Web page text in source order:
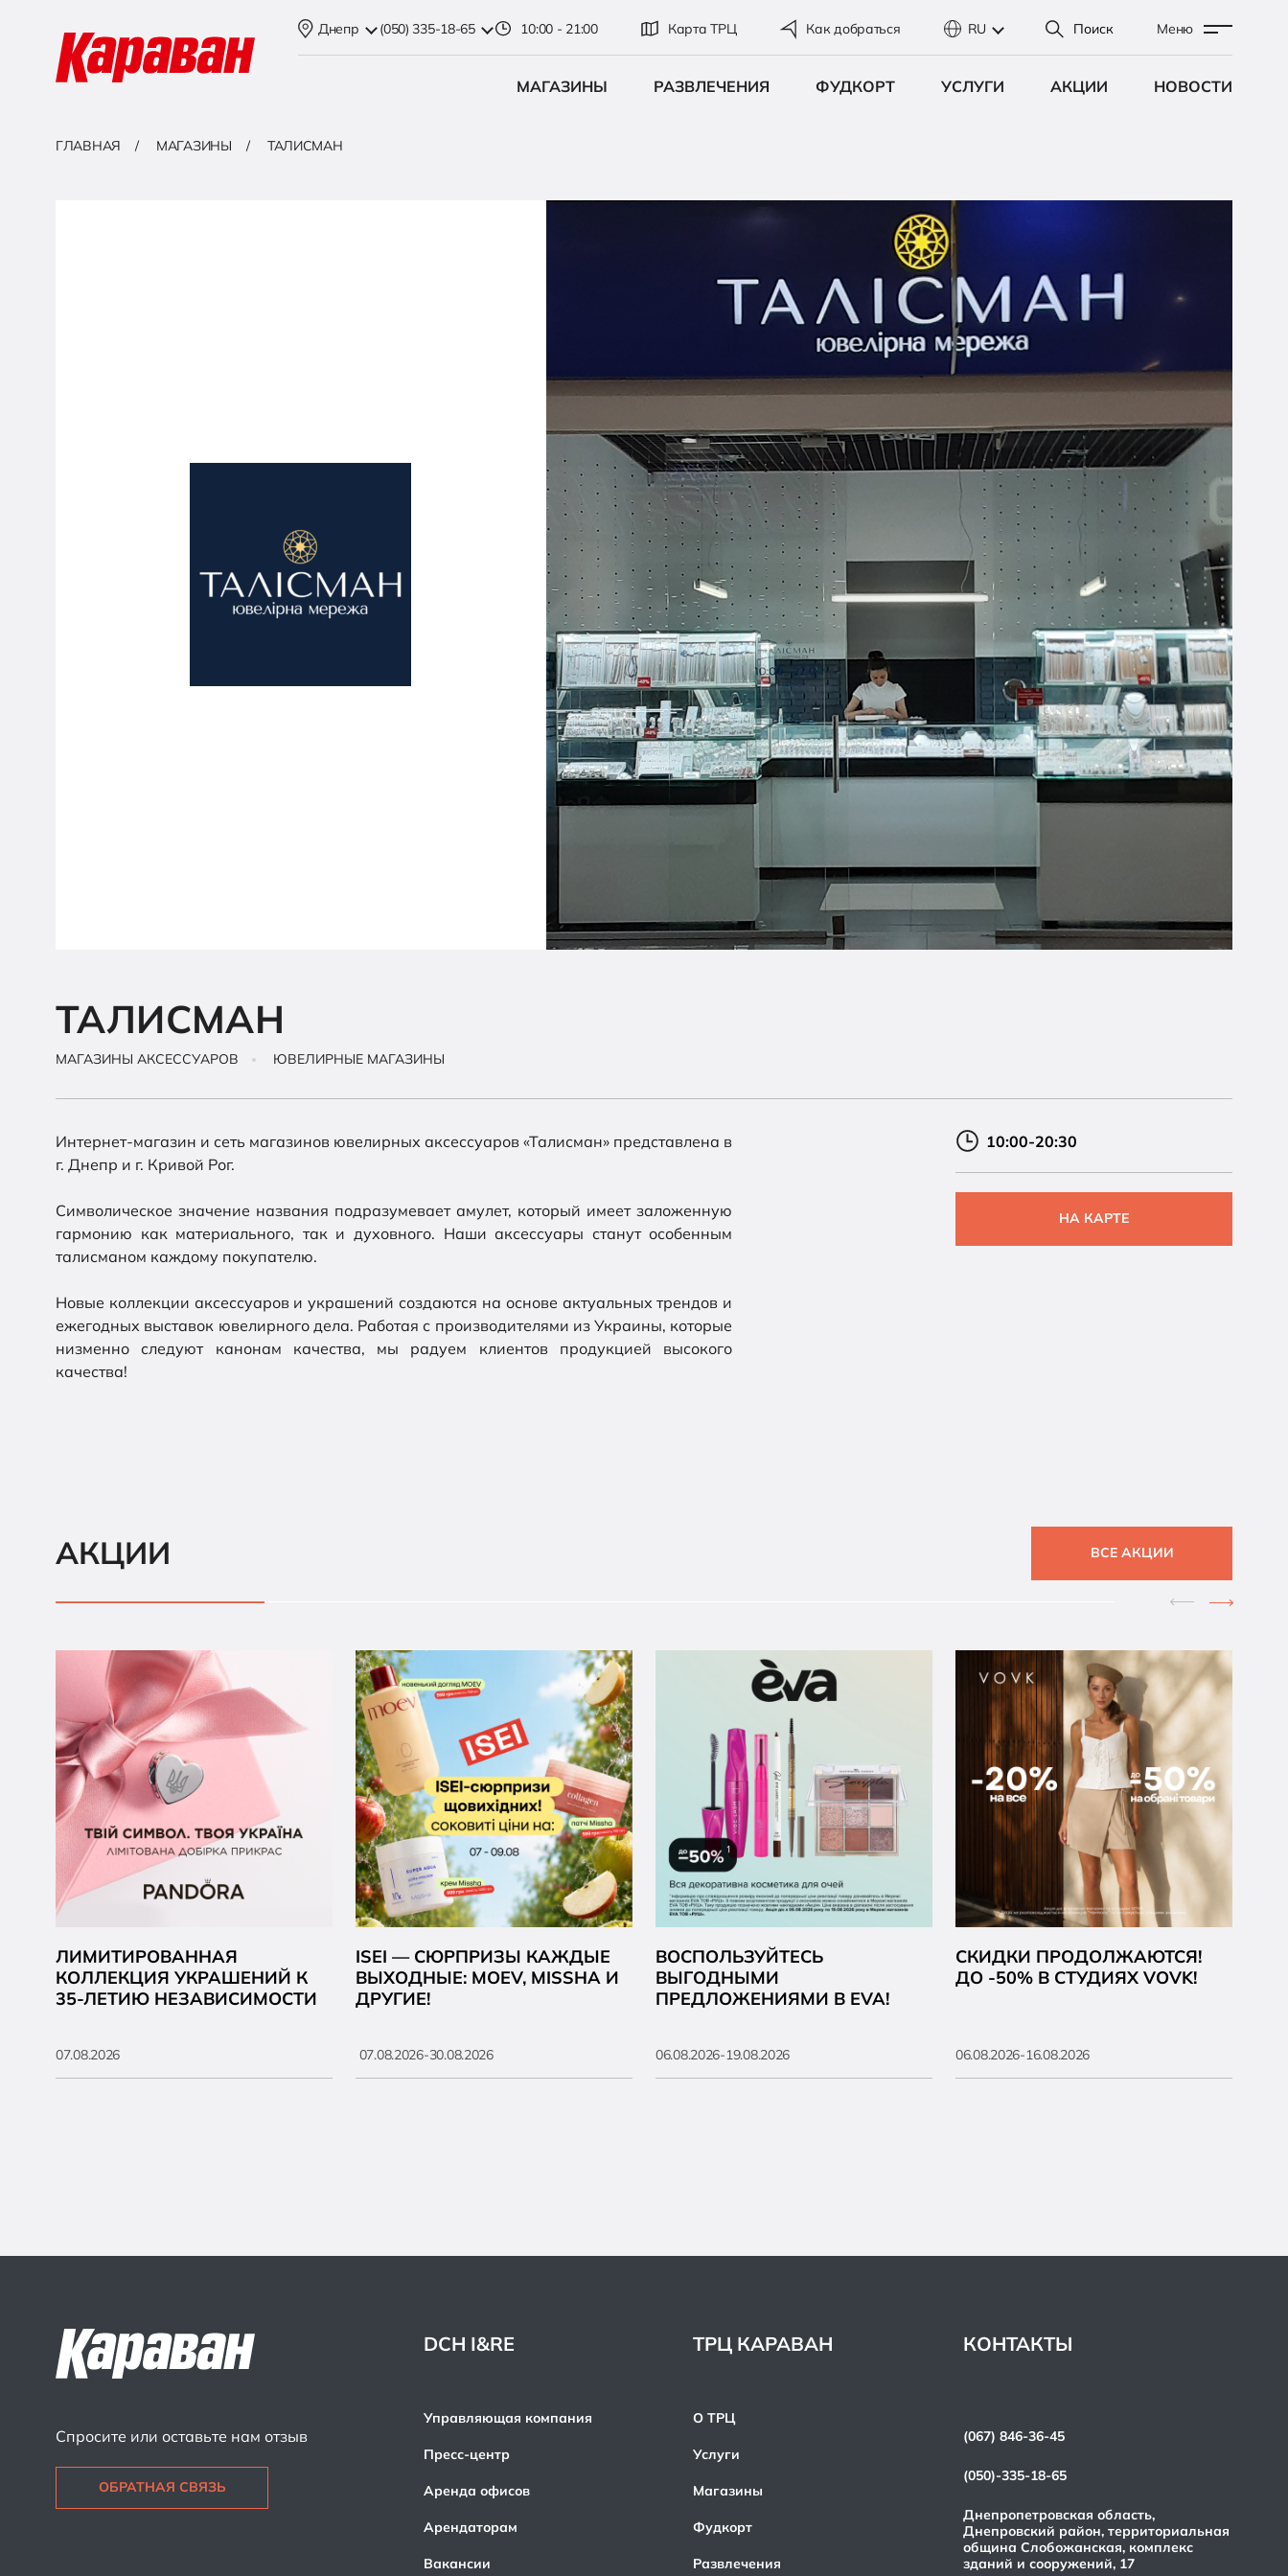
Днепр (050) 335-18-65 10:00 - 21:00 Карта ТРЦ Как добраться RU Поиск Меню
МАГАЗИНЫ РАЗВЛЕЧЕНИЯ ФУДКОРТ УСЛУГИ АКЦИИ НОВОСТИ
ГЛАВНАЯ МАГАЗИНЫ ТАЛИСМАН
ТАЛИСМАН
МАГАЗИНЫ АКСЕССУАРОВ ЮВЕЛИРНЫЕ МАГАЗИНЫ
Интернет-магазин и сеть магазинов ювелирных аксессуаров «Талисман» представлена в
г. Днепр и г. Кривой Рог.
Символическое значение названия подразумевает амулет, который имеет заложенную
гармонию как материального, так и духовного. Наши аксессуары станут особенным
талисманом каждому покупателю.
Новые коллекции аксессуаров и украшений создаются на основе актуальных трендов и
ежегодных выставок ювелирного дела. Работая с производителями из Украины, которые
низменно следуют канонам качества, мы радуем клиентов продукцией высокого
качества!
10:00-20:30
НА КАРТЕ
АКЦИИ ВСЕ АКЦИИ
ЛИМИТИРОВАННАЯ
КОЛЛЕКЦИЯ УКРАШЕНИЙ К
35-ЛЕТИЮ НЕЗАВИСИМОСТИ
07.08.2026
ISEI — СЮРПРИЗЫ КАЖДЫЕ
ВЫХОДНЫЕ: MOEV, MISSHA И
ДРУГИЕ!
07.08.2026-30.08.2026
ВОСПОЛЬЗУЙТЕСЬ
ВЫГОДНЫМИ
ПРЕДЛОЖЕНИЯМИ В EVA!
06.08.2026-19.08.2026
СКИДКИ ПРОДОЛЖАЮТСЯ!
ДО -50% В СТУДИЯХ VOVK!
06.08.2026-16.08.2026
Спросите или оставьте нам отзыв
ОБРАТНАЯ СВЯЗЬ
DCH I&RE
Управляющая компания
Пресс-центр
Аренда офисов
Арендаторам
Вакансии
ТРЦ КАРАВАН
О ТРЦ
Услуги
Магазины
Фудкорт
Развлечения
КОНТАКТЫ
(067) 846-36-45
(050)-335-18-65
Днепропетровская область,
Днепровский район, территориальная
община Слобожанская, комплекс
зданий и сооружений, 17